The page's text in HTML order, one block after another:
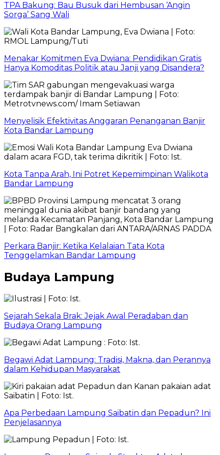
TPA Bakung: Bau Busuk dari Hembusan ‘Angin
Sorga’ Sang Wali
Menakar Komitmen Eva Dwiana: Pendidikan Gratis
Hanya Komoditas Politik atau Janji yang Disandera?
Menyelisik Efektivitas Anggaran Penanganan Banjir
Kota Bandar Lampung
Kota Tanpa Arah, Ini Potret Kepemimpinan Walikota
Bandar Lampung
Perkara Banjir: Ketika Kelalaian Tata Kota
Tenggelamkan Bandar Lampung
Budaya Lampung
Sejarah Sekala Brak: Jejak Awal Peradaban dan
Budaya Orang Lampung
Begawi Adat Lampung: Tradisi, Makna, dan Perannya
dalam Kehidupan Masyarakat
Apa Perbedaan Lampung Saibatin dan Pepadun? Ini
Penjelasannya